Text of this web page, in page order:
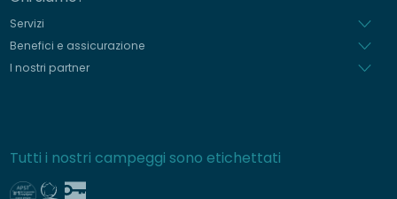
Servizi
Benefici e assicurazione
I nostri partner
Tutti i nostri campeggi sono etichettati